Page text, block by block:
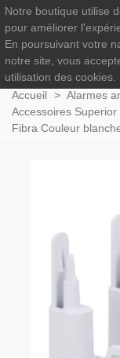
Accueil > Alarmes
Accessoires Superior
Fibra Couleur
Notre boutique utilise
pour améliorer
En poursuivant votre
notre site, vous
utilisation des cookies.